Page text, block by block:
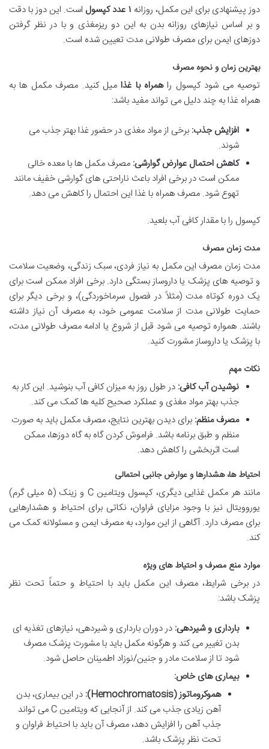
دوز پیشنهادی برای این مکمل، روزانه ۱ عدد کپسول
است. این دوز با دقت
و بر اساس نیازهای روزانه بدن به این دو ریزمغذی و با در نظر گرفتن
دوزهای ایمن برای مصرف طولانی مدت تعیین شده است.
بهترین زمان و نحوه مصرف
توصیه می شود کپسول راهمراه با غذامیل کنید. مصرف مکمل ها به
همراه غذا به چند دلیل می تواند مفید باشد:
افزایش جذب: برخی از مواد مغذی در حضور غذا بهتر جذب می
شوند.
کاهش احتمال عوارض گوارشی: مصرف مکمل ها با معده خالی
ممکن است در برخی افراد باعث ناراحتی های گوارشی خفیف مانند
تهوع شود. مصرف همراه با غذا این احتمال را کاهش می دهد.
کپسول را با مقدار کافی آب بلعید.
مدت زمان مصرف
مدت زمان مصرف این مکمل به نیاز فردی، سبک زندگی، وضعیت سلامت
و توصیه های پزشک یا داروساز بستگی دارد. برخی افراد ممکن است برای
یک دوره کوتاه مدت (مثلاً در فصول سرماخوردگی)، و برخی دیگر برای
حمایت طولانی مدت از سلامت عمومی خود، به مصرف آن نیاز داشته
باشند. همواره توصیه می شود قبل از شروع یا ادامه مصرف طولانی مدت،
با پزشک یا داروساز مشورت کنید.
نکات مهم
نوشیدن آب کافی: در طول روز به میزان کافی آب بنوشید. این کار به
جذب بهتر مواد مغذی و عملکرد صحیح کلیه ها کمک می کند.
مصرف منظم: برای دیدن بهترین نتایج، مصرف مکمل باید به صورت
منظم و طبق برنامه باشد. فراموش کردن گاه به گاه دوزها، ممکن
است اثربخشی را کاهش دهد.
احتیاط ها، هشدارها و عوارض جانبی احتمالی
مانند هر مکمل غذایی دیگری، کپسول ویتامین C و زینک (۵ میلی گرم)
یوروویتال نیز با وجود مزایای فراوان، نکاتی برای احتیاط و هشدارهایی
برای مصرف دارد. آگاهی از این موارد، به مصرف ایمن و مسئولانه کمک می
کند.
موارد منع مصرف و احتیاط های ویژه
در برخی شرایط، مصرف این مکمل باید با احتیاط و حتماً تحت نظر
پزشک باشد:
بارداری و شیردهی: در دوران بارداری و شیردهی، نیازهای تغذیه ای
بدن تغییر می کند و هرگونه مکمل باید با مشورت پزشک مصرف
شود تا از سلامت مادر و جنین/نوزاد اطمینان حاصل شود.
بیماری های خاص:
هموکروماتوز (Hemochromatosis):
در این بیماری، بدن
آهن زیادی جذب می کند. از آنجایی که ویتامین C می تواند
جذب آهن را افزایش دهد، مصرف آن باید با احتیاط فراوان و
تحت نظر پزشک باشد.